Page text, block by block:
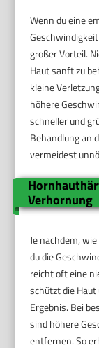
Wenn du eine
großer Vorteil.
Haut sanft zu
kleine
höhere
schneller und
Behandlung an
vermeidest
Verhornung
Je nachdem,
du die
reicht oft eine
schützt die
Ergebnis. Bei
sind höhere
entfernen. So